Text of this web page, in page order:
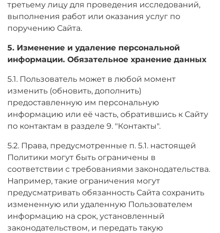
третьему лицу для проведения исследований,
выполнения работ или оказания услуг по
поручению Сайта.
5. Изменение и удаление персональной
информации. Обязательное хранение данных
5.1. Пользователь может в любой момент
изменить (обновить, дополнить)
предоставленную им персональную
информацию или её часть, обратившись к Сайту
по контактам в разделе 9. "Контакты".
5.2. Права, предусмотренные п. 5.1. настоящей
Политики могут быть ограничены в
соответствии с требованиями законодательства.
Например, такие ограничения могут
предусматривать обязанность Сайта сохранить
измененную или удаленную Пользователем
информацию на срок, установленный
законодательством, и передать такую